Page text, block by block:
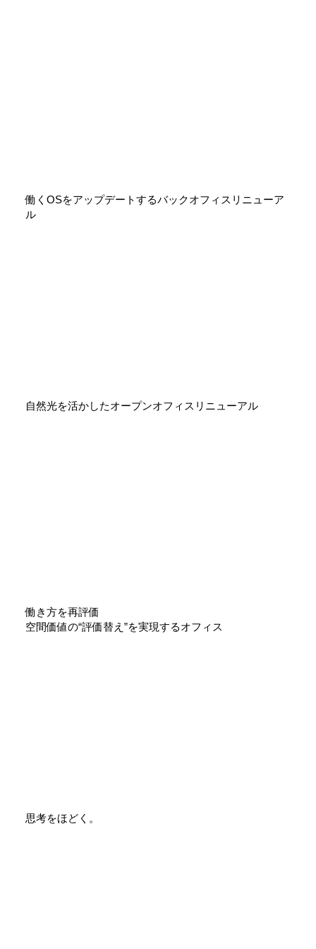
働くOSをアップデートするバックオフィスリニューア
ル
自然光を活かしたオープンオフィスリニューアル
働き方を再評価
空間価値の“評価替え”を実現するオフィス
思考をほどく。